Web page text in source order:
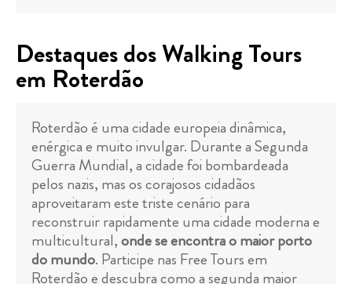
Destaques dos Walking Tours
em Roterdão
Roterdão é uma cidade europeia dinâmica,
enérgica e muito invulgar. Durante a Segunda
Guerra Mundial, a cidade foi bombardeada
pelos nazis, mas os corajosos cidadãos
aproveitaram este triste cenário para
reconstruir rapidamente uma cidade moderna e
multicultural,onde se encontra o maior porto
do mundo. Participe nas Free Tours em
Roterdão e descubra como a segunda maior